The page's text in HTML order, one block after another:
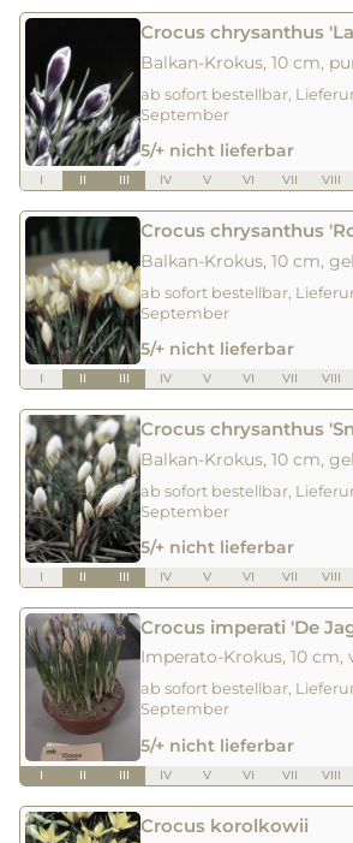
Crocus chrysanthus
Balkan-Krokus, 10 cm,
ab sofort bestellbar,
September
5/+ nicht lieferbar
I II III IV V VI VII VIII
Crocus chrysanthus
Balkan-Krokus, 10 cm,
ab sofort bestellbar,
September
5/+ nicht lieferbar
I II III IV V VI VII VIII
Crocus chrysanthus
Balkan-Krokus, 10 cm,
ab sofort bestellbar,
September
5/+ nicht lieferbar
I II III IV V VI VII VIII
Crocus imperati 'De
Imperato-Krokus, 10 cm,
ab sofort bestellbar,
September
5/+ nicht lieferbar
I II III IV V VI VII VIII
Crocus korolkowii